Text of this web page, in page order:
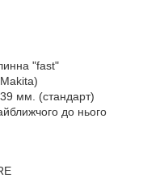
"fast"
39 мм. (стандарт)
до нього